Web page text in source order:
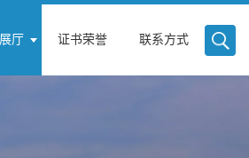
厅 证书荣誉 联系方式